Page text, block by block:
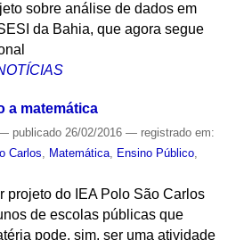
sobre análise de dados em
da Bahia, que agora segue
a matemática
publicado26/02/2016 — registrado em:
Carlos, Matemática, Ensino Público,
projeto do IEA Polo São Carlos
de escolas públicas que
pode, sim, ser uma atividade